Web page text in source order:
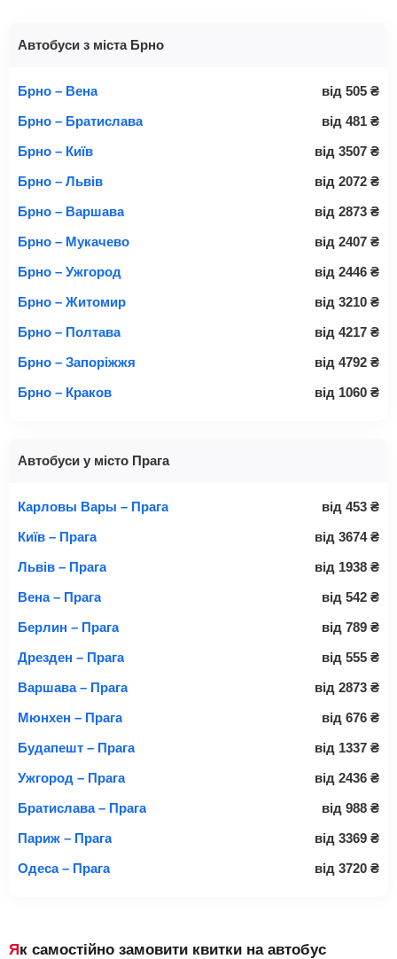
Автобуси з міста Брно
Брно – Вена від 505 ₴
Брно – Братислава
від 481 ₴
Брно – Київ
від 3507 ₴
Брно – Львів
від 2072 ₴
Брно – Варшава
від 2873 ₴
Брно – Мукачево
від 2407 ₴
Брно – Ужгород
від 2446 ₴
Брно – Житомир
від 3210 ₴
Брно – Полтава
від 4217 ₴
Брно – Запоріжжя
від 4792 ₴
Брно – Краков
від 1060 ₴
Автобуси у місто Прага
Карловы Вары – Прага від 453 ₴
Київ – Прага
від 3674 ₴
Львів – Прага
від 1938 ₴
Вена – Прага
від 542 ₴
Берлин – Прага
від 789 ₴
Дрезден – Прага
від 555 ₴
Варшава – Прага
від 2873 ₴
Мюнхен – Прага
від 676 ₴
Будапешт – Прага
від 1337 ₴
Ужгород – Прага
від 2436 ₴
Братислава – Прага
від 988 ₴
Париж – Прага
від 3369 ₴
Одеса – Прага
від 3720 ₴
Як самостійно замовити квитки на автобус